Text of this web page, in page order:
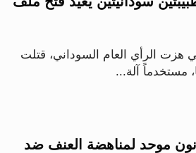
هزت الرأي العام السوداني، قتلت
مستخدماً آلة...
موحد لمناهضة العنف ضد